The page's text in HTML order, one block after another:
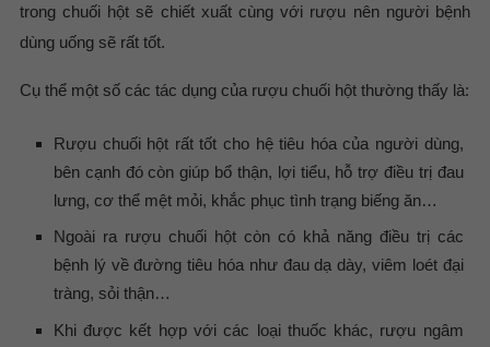
trong chuối hột sẽ chiết xuất cùng với rượu nên người bệnh
dùng uống sẽ rất tốt.
Cụ thể một số các tác dụng của rượu chuối hột thường thấy là:
Rượu chuối hột rất tốt cho hệ tiêu hóa của người dùng,
bên cạnh đó còn giúp bổ thận, lợi tiểu, hỗ trợ điều trị đau
lưng, cơ thể mệt mỏi, khắc phục tình trạng biếng ăn…
Ngoài ra rượu chuối hột còn có khả năng điều trị các
bệnh lý về đường tiêu hóa như đau dạ dày, viêm loét đại
tràng, sỏi thận…
Khi được kết hợp với các loại thuốc khác, rượu ngâm